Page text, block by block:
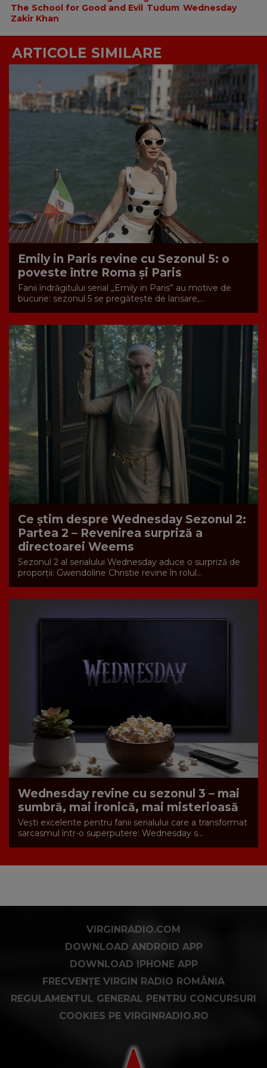
The School for Good and Evil Tudum Wednesday
Zakir Khan
ARTICOLE SIMILARE
Emily in Paris revine cu Sezonul 5: o
poveste între Roma și Paris
Fanii îndrăgitului serial „Emily in Paris” au motive de
bucurie: sezonul 5 se pregătește de lansare,...
Ce știm despre Wednesday Sezonul 2:
Partea 2 – Revenirea surpriză a
directoarei Weems
Sezonul 2 al serialului Wednesday aduce o surpriză de
proporții: Gwendoline Christie revine în rolul...
Wednesday revine cu sezonul 3 – mai
sumbră, mai ironică, mai misterioasă
Vești excelente pentru fanii serialului care a transformat
sarcasmul într-o superputere: Wednesday s...
VIRGINRADIO.COM
DOWNLOAD ANDROID APP
DOWNLOAD IPHONE APP
FRECVENȚE VIRGIN RADIO ROMÂNIA
REGULAMENTUL GENERAL PENTRU CONCURSURI
COOKIES PE VIRGINRADIO.RO